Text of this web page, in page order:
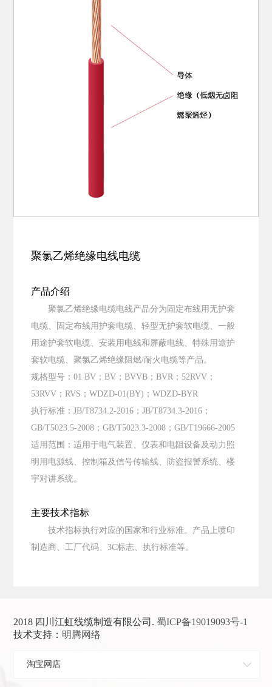
聚氯乙烯绝缘电线电缆
产品介绍
聚氯乙烯绝缘电缆电线产品分为固定布线用无护套
电缆、固定布线用护套电缆、轻型无护套软电缆、一般
用途护套软电缆、安装用电线和屏蔽电线、特殊用途护
套软电缆、聚氯乙烯绝缘阻燃/耐火电缆等产品。
规格型号：01 BV；BV；BVVB；BVR；52RVV；
53RVV；RVS；WDZD-01(BY)；WDZD-BYR
执行标准：JB/T8734.2-2016；JB/T8734.3-2016；
GB/T5023.5-2008；GB/T5023.3-2008；GB/T19666-2005
适用范围：适用于电气装置、仪表和电阻设备及动力照
明用电源线、控制箱及信号传输线、防盗报警系统、楼
宇对讲系统。
主要技术指标
技术指标执行对应的国家和行业标准。产品上喷印
制造商、工厂代码、3C标志、执行标准等。
2018 四川江虹线缆制造有限公司.蜀ICP备19019093号-1
技术支持： 明腾网络